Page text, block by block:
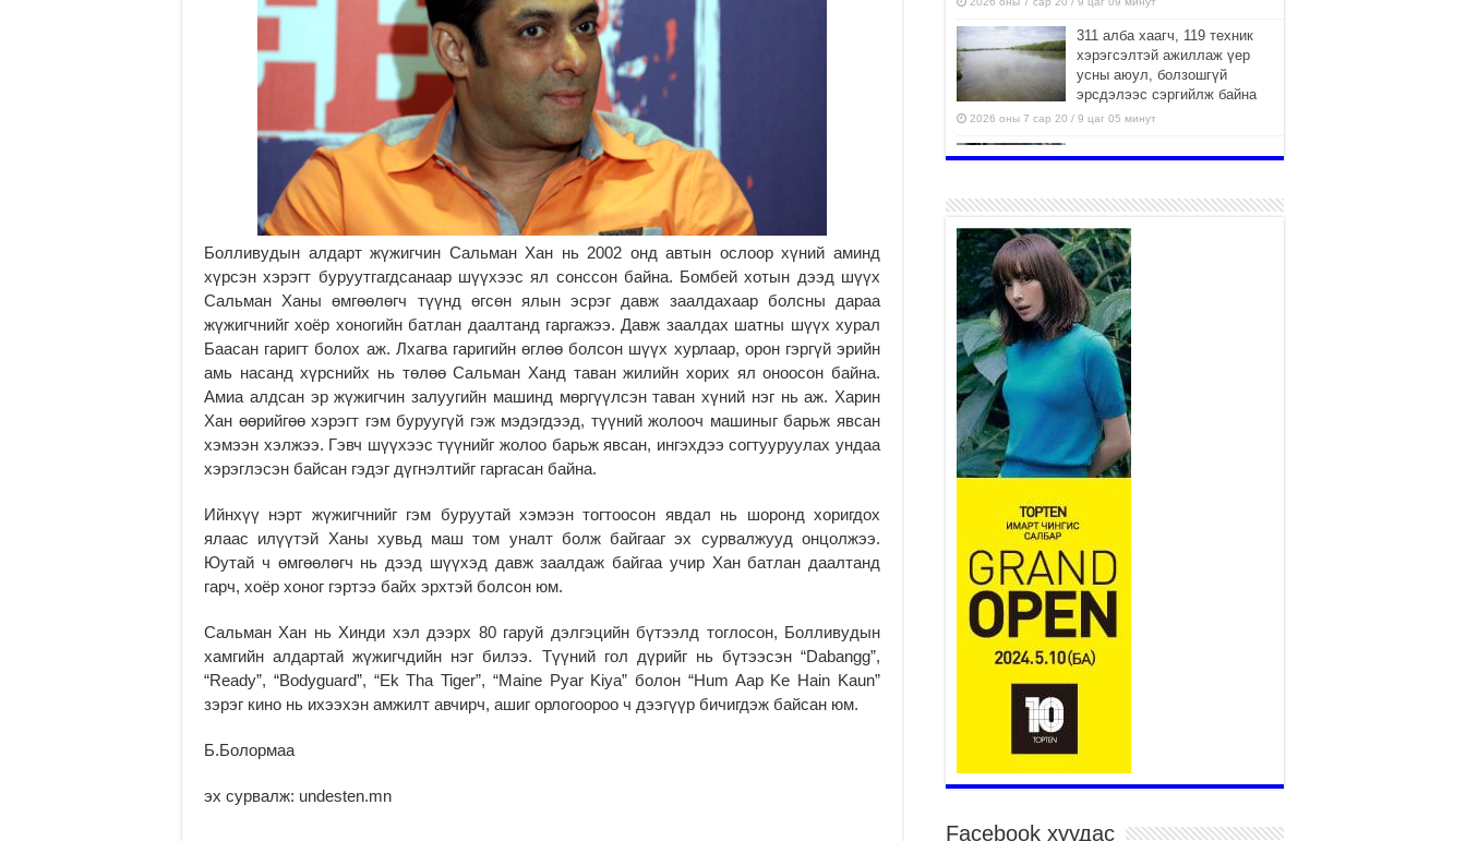
Болливудын алдарт жүжигчин Сальман Хан нь 2002 онд автын ослоор хүний аминд
хүрсэн хэрэгт буруутгагдсанаар шүүхээс ял сонссон байна. Бомбей хотын дээд шүүх
Сальман Ханы өмгөөлөгч түүнд өгсөн ялын эсрэг давж заалдахаар болсны дараа
жүжигчнийг хоёр хоногийн батлан даалтанд гаргажээ. Давж заалдах шатны шүүх хурал
Баасан гаригт болох аж. Лхагва гаригийн өглөө болсон шүүх хурлаар, орон гэргүй эрийн
амь насанд хүрснийх нь төлөө Сальман Ханд таван жилийн хорих ял оноосон байна.
Амиа алдсан эр жүжигчин залуугийн машинд мөргүүлсэн таван хүний нэг нь аж. Харин
Хан өөрийгөө хэрэгт гэм буруугүй гэж мэдэгдээд, түүний жолооч машиныг барьж явсан
хэмээн хэлжээ. Гэвч шүүхээс түүнийг жолоо барьж явсан, ингэхдээ согтууруулах ундаа
хэрэглэсэн байсан гэдэг дүгнэлтийг гаргасан байна.
Ийнхүү нэрт жүжигчнийг гэм буруутай хэмээн тогтоосон явдал нь шоронд хоригдох
ялаас илүүтэй Ханы хувьд маш том уналт болж байгааг эх сурвалжууд онцолжээ.
Юутай ч өмгөөлөгч нь дээд шүүхэд давж заалдаж байгаа учир Хан батлан даалтанд
гарч, хоёр хоног гэртээ байх эрхтэй болсон юм.
Сальман Хан нь Хинди хэл дээрх 80 гаруй дэлгэцийн бүтээлд тоглосон, Болливудын
хамгийн алдартай жүжигчдийн нэг билээ. Түүний гол дүрийг нь бүтээсэн “Dabangg”,
“Ready”, “Bodyguard”, “Ek Tha Tiger”, “Maine Pyar Kiya” болон “Hum Aap Ke Hain Kaun”
зэрэг кино нь ихээхэн амжилт авчирч, ашиг орлогоороо ч дээгүүр бичигдэж байсан юм.
Б.Болормаа
эх сурвалж: undesten.mn
311 алба хаагч, 119 техник
хэрэгсэлтэй ажиллаж үер
усны аюул, болзошгүй
эрсдэлээс сэргийлж байна
2026 оны 7 сар 20 / 9 цаг 05 минут
Аяллаа зөв төлөвлөхийг
2026 оны 7 сар 16 / 11 цаг 50 минут
Үер усны болзошгүй аюулаас
сэргийлж, холбогдох
байгууллагууд өндөржүүлсэн
бэлэн байдалд ажиллаж байна
2026 оны 7 сар 15 / 13 цаг 06 минут
Монгол адууны үнэ цэнийг
дэлхийд сурталчлах “Дэлхийн
адууны өдөр”-т 15000 морьтон
оролцож байна
2026 оны 7 сар 15 / 11 цаг 51 минут
Шагайн харвааны насанд хүрэгчдийн багийн
шилдгүүд шалгарав
2026 оны 7 сар 15 / 11 цаг 45 минут
Үндэсний их баяр наадмын сур харвааны
шагналыг нийслэлийн Засаг дарга бөгөөд
Улаанбаатар хотын Захирагч Б.Пүрэвдагва
гардууллаа
2026 оны 7 сар 15 / 11 цаг 41 минут
Нийслэлийн Эрүүл мэндийн газраас 45 баг
иргэдэд тусламж, үйлчилгээ үзүүлж байна
2026 оны 7 сар 15 / 11 цаг 30 минут
Хүчит бөхийн барилдааны тавын даваа
үргэлжилж байна
Facebook хуудас